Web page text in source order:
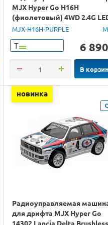
MJX Hyper Go H16H
(фиолетовый) 4WD 2.4G
GPS 1/16 RTR
MJX-H16H-PURPLE
Т 6 890
В
новинка
Радиоуправляемая
для дрифта MJX Hyper Go
14302 Lancia Delta Brushless